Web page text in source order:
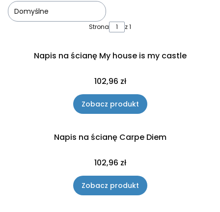
Domyślne
Strona z 1
Napis na ścianę My house is my castle
Cena
102,96 zł
Zobacz produkt
Napis na ścianę Carpe Diem
Cena
102,96 zł
Zobacz produkt